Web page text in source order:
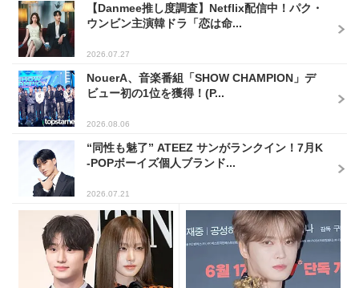
【Danmee推し度調査】Netflix配信中！パク・
ウンビン主演韓ドラ「恋は命...
2026.07.27
NouerA、音楽番組「SHOW CHAMPION」デ
ビュー初の1位を獲得！(P...
2026.08.06
“同性も魅了” ATEEZ サンがランクイン！7月K
-POPボーイズ個人ブランド...
2026.07.21